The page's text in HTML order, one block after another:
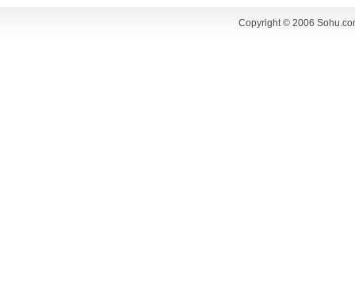
Copyright © 2006